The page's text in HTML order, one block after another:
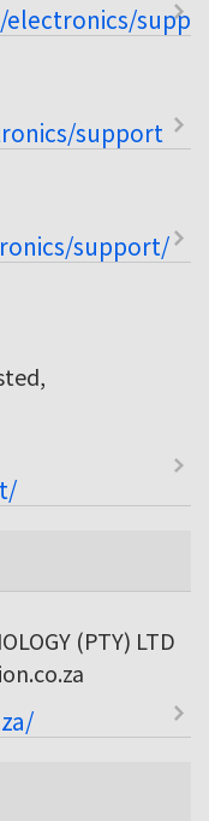
electronics/
support
support/
(PTY) LTD